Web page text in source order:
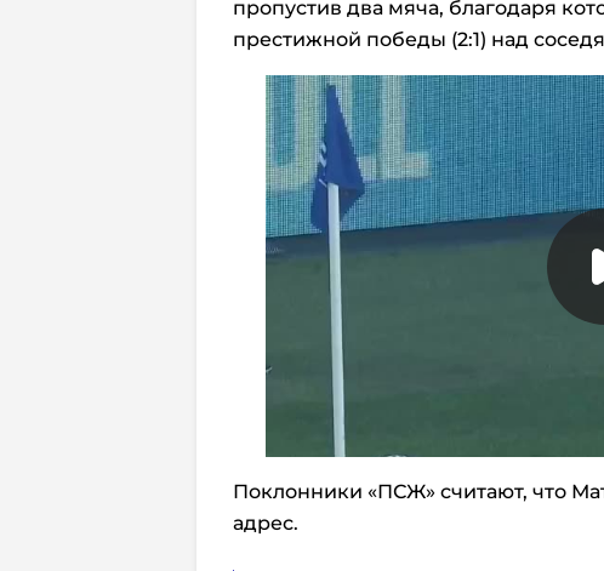
пропустив два мяча, благодаря
престижной победы (2:1) над
Поклонники «ПСЖ» считают, что
адрес.